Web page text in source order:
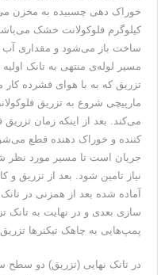
کیلوگرم فلوکولانت خشک
مسیر لوله‌ی منتهی به تانک
تزریق که به با هوای فشرده
مارپیچی شروع به تزریق
می‌کند. بعد از اینکه زمان
کننده و خوراک دهنده قطع
جریان است تا مسیر مورد نظر
نیاز تامین شود. بعد از تزریق
آماده شده بعد از همزنی در
سازی بعدی و در نهایت به تانک
پمپ‌هایی به چاهک تیکنرها
در تانک نهایی (تزریق) دو